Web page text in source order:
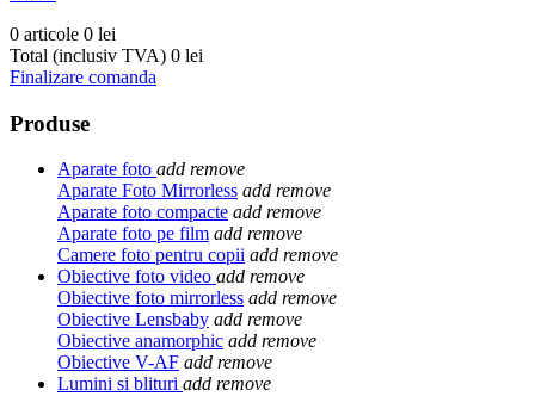
0 articole 0 lei
Total (inclusiv TVA) 0 lei
Finalizare comanda
Produse
Aparate foto add remove
Aparate Foto Mirrorless add remove
Aparate foto compacte add remove
Aparate foto pe film add remove
Camere foto pentru copii add remove
Obiective foto video add remove
Obiective foto mirrorless add remove
Obiective Lensbaby add remove
Obiective anamorphic add remove
Obiective V-AF add remove
Lumini si blituri add remove